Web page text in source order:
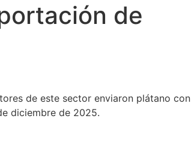
de
de este sector enviaron plátano con
diciembre de 2025.